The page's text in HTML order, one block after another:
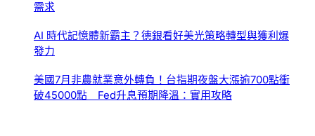
需求
AI 時代記憶體新霸主？德銀看好美光策略轉型與獲利爆
發力
美國7月非農就業意外轉負！台指期夜盤大漲逾700點衝
破45000點 Fed升息預期降溫：實用攻略